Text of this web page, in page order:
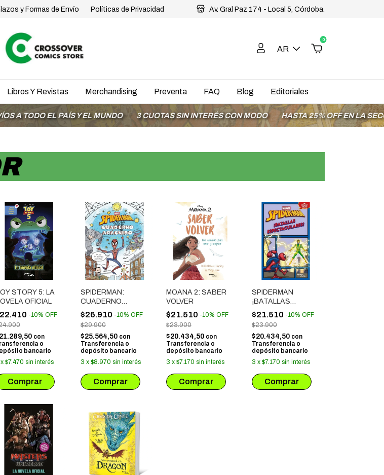
y Formas de Envío Políticas de Privacidad Av. Gral Paz 174 - Local 5, Córdoba.
AR
0
Libros Y Revistas Merchandising Preventa FAQ Blog Editoriales
EL PAÍS Y EL MUNDO 3 CUOTAS SIN INTERÉS CON MODO HASTA 25% OFF EN LA SECCIÓN
STORY 5: LA
OFICIAL
-10% OFF
con
o
bancario
x $7.470 sin interés
SPIDERMAN:
CUADERNO
ARÁCNIDO
$26.910 -10% OFF
$29.900
$25.564,50 con
Transferencia o
depósito bancario
3 x $8.970 sin interés
MOANA 2: SABER
VOLVER
$21.510 -10% OFF
$23.900
$20.434,50 con
Transferencia o
depósito bancario
3 x $7.170 sin interés
SPIDERMAN
¡BATALLAS
ESPECTACULARES!
$21.510 -10% OFF
$23.900
$20.434,50 con
Transferencia o
depósito bancario
3 x $7.170 sin interés